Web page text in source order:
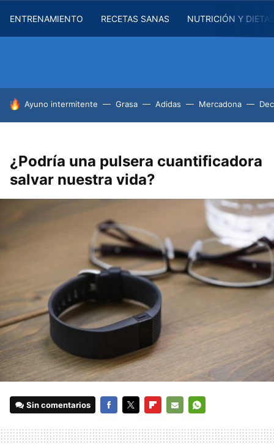
ENTRENAMIENTO RECETAS SANAS NUTRICIÓN Y
HOY SE HABLA DE
Ayuno intermitente Grasa Adidas Mercadona
¿Podría una pulsera cuantificadora
salvar nuestra vida?
Sin comentarios
MAIL